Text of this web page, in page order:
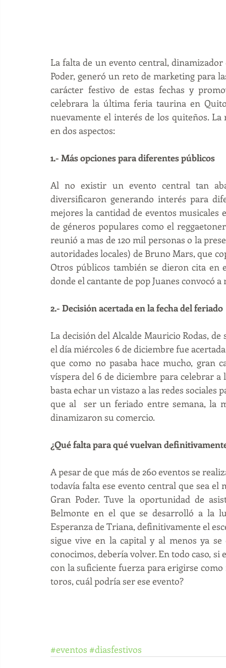
La falta de un evento central, dinamizador
Poder, generó un reto de marketing para
carácter festivo de estas fechas y
celebrara la última feria taurina en
nuevamente el interés de los quiteños.
en dos aspectos:
1.- Más opciones para diferentes públicos
Al no existir un evento central tan
diversificaron generando interés para
mejores la cantidad de eventos musicales
de géneros populares como el
reunió a mas de 120 mil personas o la
autoridades locales) de Bruno Mars, que
Otros públicos también se dieron cita en
donde el cantante de pop Juanes convocó
2.- Decisión acertada en la fecha del feriado
La decisión del Alcalde Mauricio Rodas,
el día miércoles 6 de diciembre fue
que como no pasaba hace mucho, gran
víspera del 6 de diciembre para celebrar a
basta echar un vistazo a las redes sociales
que al  ser un feriado entre semana, la
dinamizaron su comercio.
¿Qué falta para qué vuelvan
A pesar de que más de 260 eventos se
todavía falta ese evento central que sea el
Gran Poder. Tuve la oportunidad de
Belmonte en el que se desarrolló a la
Esperanza de Triana, definitivamente el
sigue vive en la capital y al menos ya
conocimos, debería volver. En todo caso,
con la suficiente fuerza para erigirse
toros, cuál podría ser ese evento?
#eventos #diasfestivos